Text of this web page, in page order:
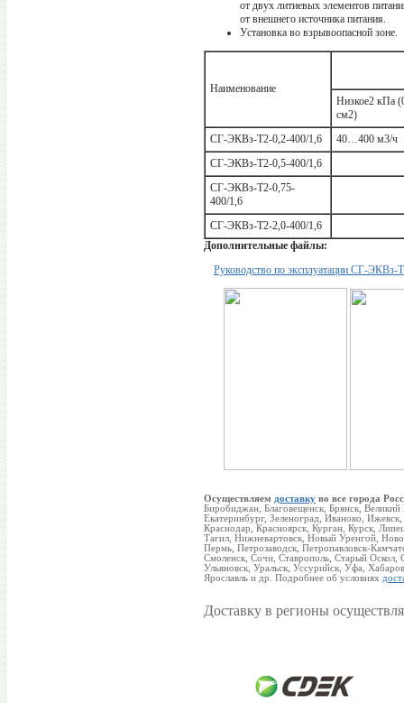
от двух литиевых элементов
от внешнего источника питания.
Установка во взрывоопасной зоне.
Наименование
Низкое2 кПа
см2)
СГ-ЭКВз-Т2-0,2-400/1,6
40…400 м3/ч
СГ-ЭКВз-Т2-0,5-400/1,6
СГ-ЭКВз-Т2-0,75-
400/1,6
СГ-ЭКВз-Т2-2,0-400/1,6
Дополнительные файлы:
Руководство по эксплуатации СГ-ЭКВз-
Осуществляем доставку во все города
Биробиджан, Благовещенск, Брянск,
Екатеринбург, Зеленоград, Иваново,
Краснодар, Красноярск, Курган, Курск,
Тагил, Нижневартовск, Новый Уренгой,
Пермь, Петрозаводск, Петропавловск-
Смоленск, Сочи, Ставрополь, Старый Оскол,
Ульяновск, Уральск, Уссурийск, Уфа,
Ярославль и др. Подробнее об условиях
Доставку в регионы